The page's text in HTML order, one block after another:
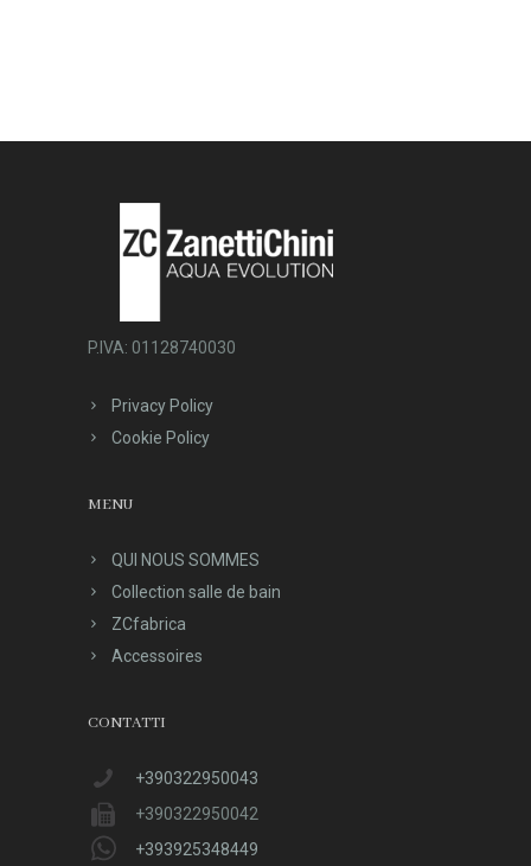
P.IVA: 01128740030
Privacy Policy
Cookie Policy
MENU
QUI NOUS SOMMES
Collection salle de bain
ZCfabrica
Accessoires
CONTATTI
+390322950043
+390322950042
+393925348449